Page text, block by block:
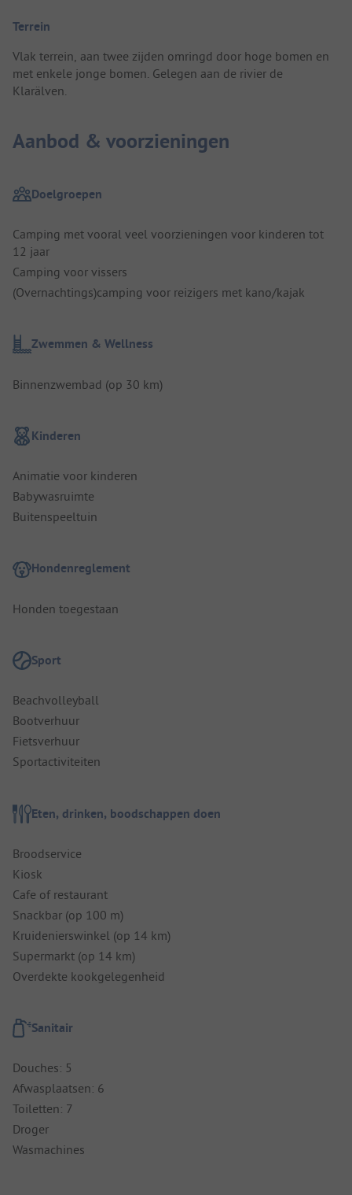
Terrein
Vlak terrein, aan twee zijden omringd door hoge bomen en
met enkele jonge bomen. Gelegen aan de rivier de
Klarälven.
Aanbod & voorzieningen
Doelgroepen
Camping met vooral veel voorzieningen voor kinderen tot
12 jaar
Camping voor vissers
(Overnachtings)camping voor reizigers met kano/kajak
Zwemmen & Wellness
Binnenzwembad (op 30 km)
Kinderen
Animatie voor kinderen
Babywasruimte
Buitenspeeltuin
Hondenreglement
Honden toegestaan
Sport
Beachvolleyball
Bootverhuur
Fietsverhuur
Sportactiviteiten
Eten, drinken, boodschappen doen
Broodservice
Kiosk
Cafe of restaurant
Snackbar (op 100 m)
Kruidenierswinkel (op 14 km)
Supermarkt (op 14 km)
Overdekte kookgelegenheid
Sanitair
Douches: 5
Afwasplaatsen: 6
Toiletten: 7
Droger
Wasmachines